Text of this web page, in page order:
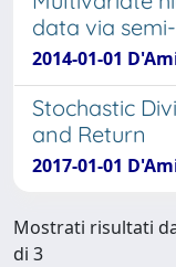
data via
2014-01-01
Stochastic
and Return
2017-01-01
Mostrati risultati
di 3